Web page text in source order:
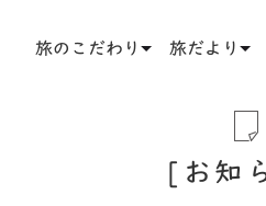
旅のこだわり 旅だより
お知